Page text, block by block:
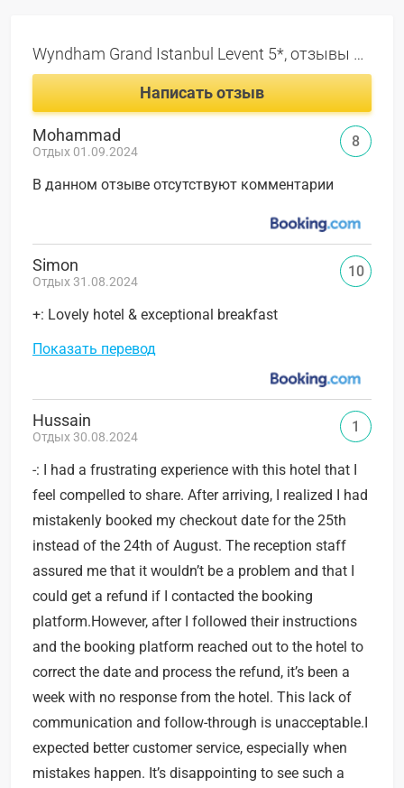
Wyndham Grand Istanbul Levent 5*, отзывы
1213
Написать отзыв
Mohammad
Отдых 01.09.2024
В данном отзыве отсутствуют комментарии
8
Simon
Отдых 31.08.2024
+: Lovely hotel & exceptional breakfast
Показать перевод
10
Hussain
Отдых 30.08.2024
-: I had a frustrating experience with this hotel that I
feel compelled to share. After arriving, I realized I had
mistakenly booked my checkout date for the 25th
instead of the 24th of August. The reception staff
assured me that it wouldn’t be a problem and that I
could get a refund if I contacted the booking
platform.However, after I followed their instructions
and the booking platform reached out to the hotel to
correct the date and process the refund, it’s been a
week with no response from the hotel. This lack of
communication and follow-through is unacceptable.I
expected better customer service, especially when
mistakes happen. It’s disappointing to see such a
1